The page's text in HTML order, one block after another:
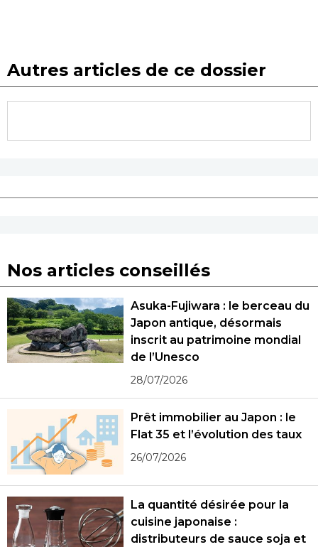
Autres articles de ce dossier
Nos articles conseillés
Asuka-Fujiwara : le berceau du
Japon antique, désormais
inscrit au patrimoine mondial
de l’Unesco
28/07/2026
Prêt immobilier au Japon : le
Flat 35 et l’évolution des taux
26/07/2026
La quantité désirée pour la
cuisine japonaise :
distributeurs de sauce soja et